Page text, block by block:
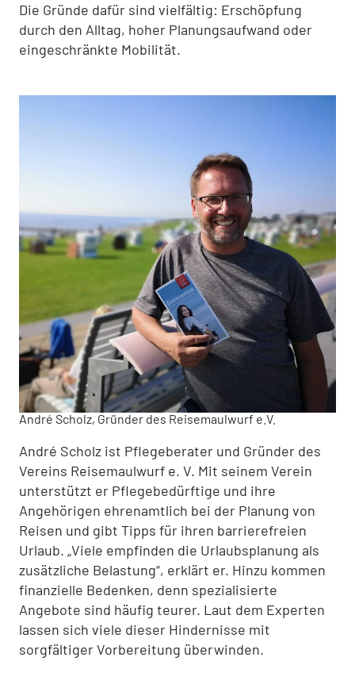
Die Gründe dafür sind vielfältig: Erschöpfung
durch den Alltag, hoher Planungsaufwand oder
eingeschränkte Mobilität.
André Scholz, Gründer des Reisemaulwurf e.V.
André Scholz ist Pflegeberater und Gründer des
Vereins Reisemaulwurf e. V. Mit seinem Verein
unterstützt er Pflegebedürftige und ihre
Angehörigen ehrenamtlich bei der Planung von
Reisen und gibt Tipps für ihren barrierefreien
Urlaub. „Viele empfinden die Urlaubsplanung als
zusätzliche Belastung“, erklärt er. Hinzu kommen
finanzielle Bedenken, denn spezialisierte
Angebote sind häufig teurer. Laut dem Experten
lassen sich viele dieser Hindernisse mit
sorgfältiger Vorbereitung überwinden.